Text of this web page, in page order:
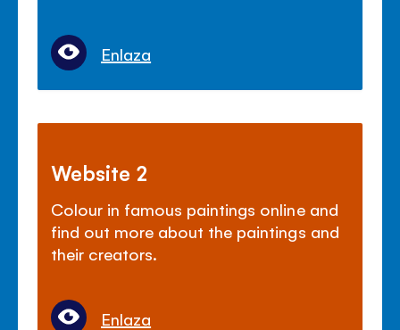
Enlaza
Website 2
Colour in famous paintings online and
find out more about the paintings and
their creators.
Enlaza